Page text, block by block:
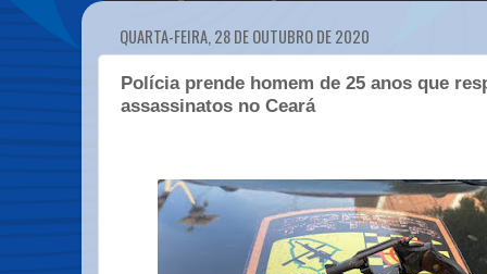
QUARTA-FEIRA, 28 DE OUTUBRO DE 2020
Polícia prende homem de 25 anos que
assassinatos no Ceará